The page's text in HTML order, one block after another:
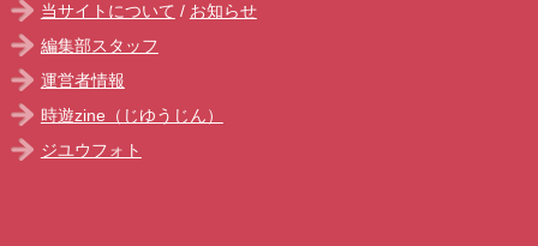
当サイトについて / お知らせ
編集部スタッフ
運営者情報
時遊zine（じゆうじん）
ジユウフォト